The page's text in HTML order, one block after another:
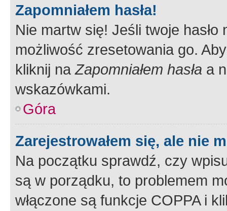
Zapomniałem hasła!
Nie martw się! Jeśli twoje
możliwość zresetowania go.
kliknij naZapomniałem hasła a
wskazówkami.
Góra
Zarejestrowałem się, ale nie
Na początku sprawdź, czy
są w porządku, to problemem
włączone są funkcje COPPA i